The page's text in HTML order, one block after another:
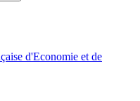
d'Economie et de